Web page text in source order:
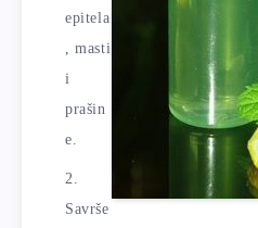
epitela
, masti
i
prašin
e.
Savrše